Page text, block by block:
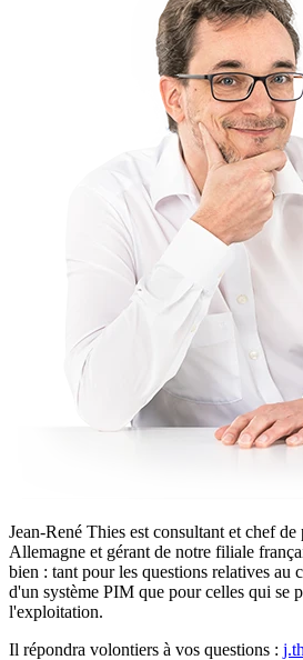
Jean-René Thies est consultant et chef de
Allemagne et gérant de notre filiale
bien : tant pour les questions relatives au
d'un système PIM que pour celles qui se
l'exploitation.
Il répondra volontiers à vos questions :